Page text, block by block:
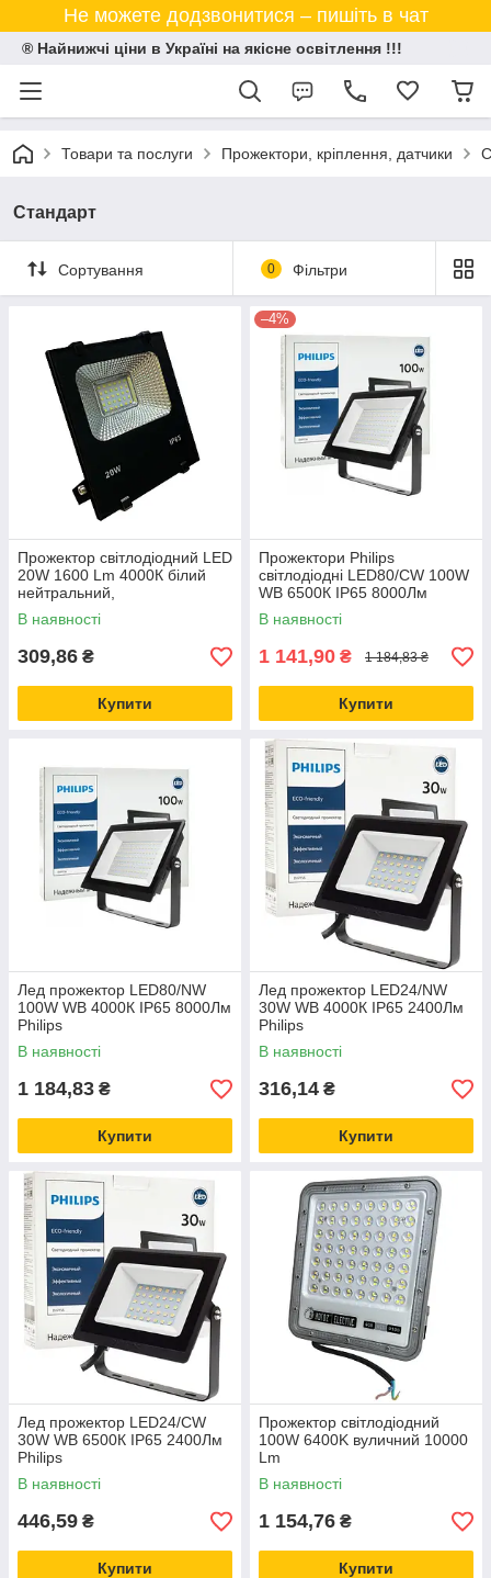
Не можете додзвонитися – пишіть в чат
® Найнижчі ціни в Україні на якісне освітлення !!!
Товари та послуги Прожектори, кріплення, датчики
Стандарт
Сортування 0 Фільтри
Прожектор світлодіодний LED
20W 1600 Lm 4000К білий
нейтральний,
Ремонтопридатний
В наявності
309,86 ₴
Купити
–4%
Прожектори Philips
світлодіодні LED80/CW 100W
WB 6500К IP65 8000Лм
В наявності
1 141,90 ₴ 1 184,83 ₴
Купити
Лед прожектор LED80/NW
100W WB 4000К IP65 8000Лм
Philips
В наявності
1 184,83 ₴
Купити
Лед прожектор LED24/NW
30W WB 4000К IP65 2400Лм
Philips
В наявності
316,14 ₴
Купити
Лед прожектор LED24/CW
30W WB 6500К IP65 2400Лм
Philips
В наявності
446,59 ₴
Купити
Прожектор світлодіодний
100W 6400K вуличний 10000
Lm
В наявності
1 154,76 ₴
Купити